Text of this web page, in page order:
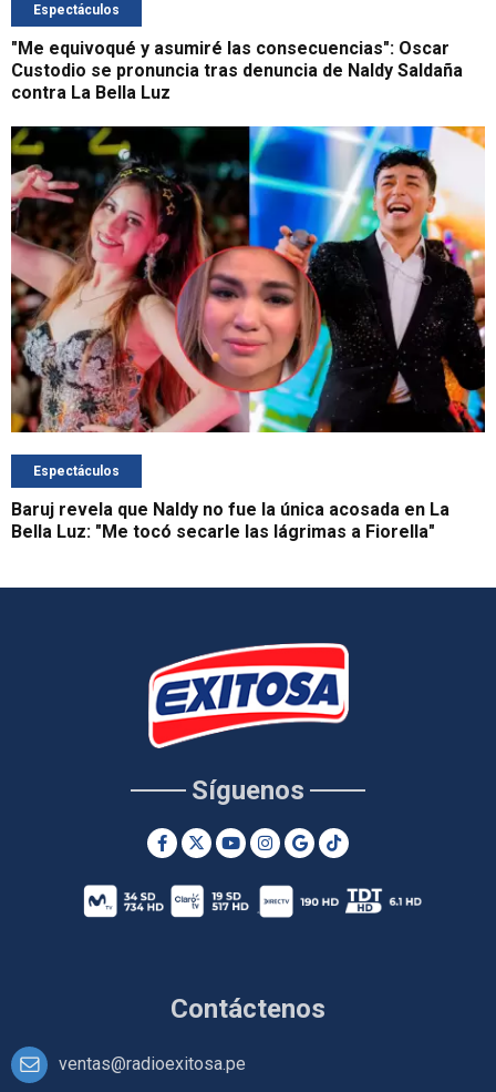
Espectáculos
"Me equivoqué y asumiré las consecuencias": Oscar
Custodio se pronuncia tras denuncia de Naldy Saldaña
contra La Bella Luz
Espectáculos
Baruj revela que Naldy no fue la única acosada en La
Bella Luz: "Me tocó secarle las lágrimas a Fiorella"
Contáctenos
ventas@radioexitosa.pe
Síguenos